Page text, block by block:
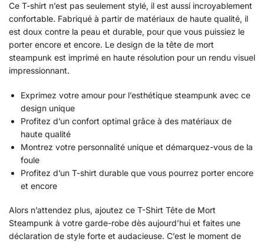
Ce T-shirt n’est pas seulement stylé, il est aussi incroyablement
confortable. Fabriqué à partir de matériaux de haute qualité, il
est doux contre la peau et durable, pour que vous puissiez le
porter encore et encore. Le design de la tête de mort
steampunk est imprimé en haute résolution pour un rendu visuel
impressionnant.
Exprimez votre amour pour l’esthétique steampunk avec ce
design unique
Profitez d’un confort optimal grâce à des matériaux de
haute qualité
Montrez votre personnalité unique et démarquez-vous de la
foule
Profitez d’un T-shirt durable que vous pourrez porter encore
et encore
Alors n’attendez plus, ajoutez ce T-Shirt Tête de Mort
Steampunk à votre garde-robe dès aujourd’hui et faites une
déclaration de style forte et audacieuse. C’est le moment de